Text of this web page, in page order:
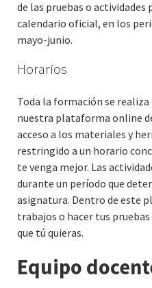
de las pruebas o
calendario oficial, en los
mayo-junio.
Horarios
Toda la formación se
nuestra plataforma online
acceso a los materiales y
restringido a un horario
te venga mejor. Las
durante un período que
asignatura. Dentro de este
trabajos o hacer tus
que tú quieras.
Equipo